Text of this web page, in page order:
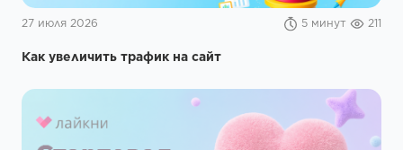
27 июля 2026 5 минут 211
Как увеличить трафик на сайт